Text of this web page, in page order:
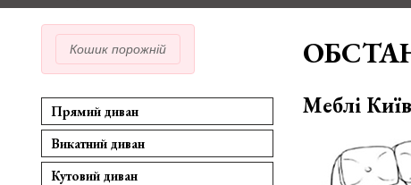
Кошик порожній
Прямий диван
Викатний диван
Кутовий диван
Меблі